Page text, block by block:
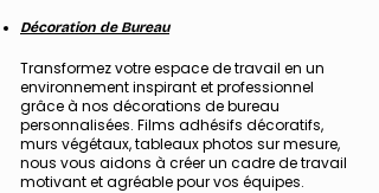
Décoration de Bureau
Transformez votre espace de travail en un
environnement inspirant et professionnel
grâce à nos décorations de bureau
personnalisées. Films adhésifs décoratifs,
murs végétaux, tableaux photos sur mesure,
nous vous aidons à créer un cadre de travail
motivant et agréable pour vos équipes.